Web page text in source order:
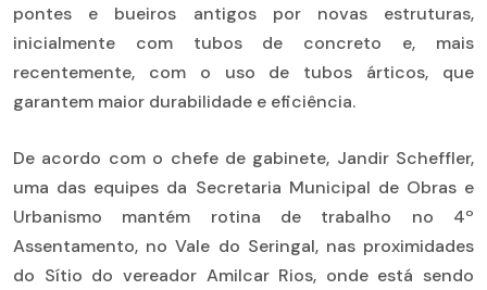
pontes e bueiros antigos por novas estruturas,
inicialmente com tubos de concreto e, mais
recentemente, com o uso de tubos árticos, que
garantem maior durabilidade e eficiência.
De acordo com o chefe de gabinete, Jandir Scheffler,
uma das equipes da Secretaria Municipal de Obras e
Urbanismo mantém rotina de trabalho no 4º
Assentamento, no Vale do Seringal, nas proximidades
do Sítio do vereador Amilcar Rios, onde está sendo